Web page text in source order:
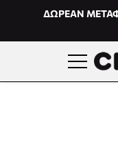
Μετάβαση στο
ΔΩΡΕΑΝ